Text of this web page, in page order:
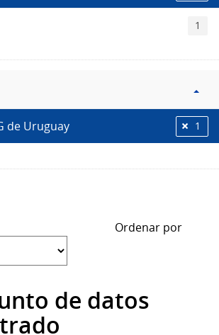
1
de Uruguay 1
Ordenar por
de datos